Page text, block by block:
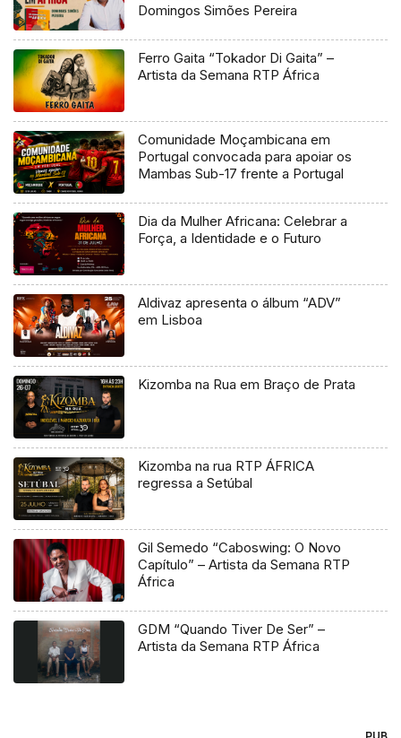
Domingos Simões Pereira
Ferro Gaita “Tokador Di Gaita” –
Artista da Semana RTP África
Comunidade Moçambicana em
Portugal convocada para apoiar os
Mambas Sub-17 frente a Portugal
Dia da Mulher Africana: Celebrar a
Força, a Identidade e o Futuro
Aldivaz apresenta o álbum “ADV”
em Lisboa
Kizomba na Rua em Braço de Prata
Kizomba na rua RTP ÁFRICA
regressa a Setúbal
Gil Semedo “Caboswing: O Novo
Capítulo” – Artista da Semana RTP
África
GDM “Quando Tiver De Ser” –
Artista da Semana RTP África